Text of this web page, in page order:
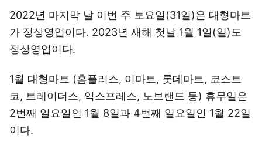
2022년 마지막 날 이번 주 토요일(31일)은 대형마트
가 정상영업이다. 2023년 새해 첫날 1월 1일(일)도
정상영업이다.
1월 대형마트 (홈플러스, 이마트, 롯데마트, 코스트
코, 트레이더스, 익스프레스, 노브랜드 등) 휴무일은
2번째 일요일인 1월 8일과 4번째 일요일인 1월 22일
이다.